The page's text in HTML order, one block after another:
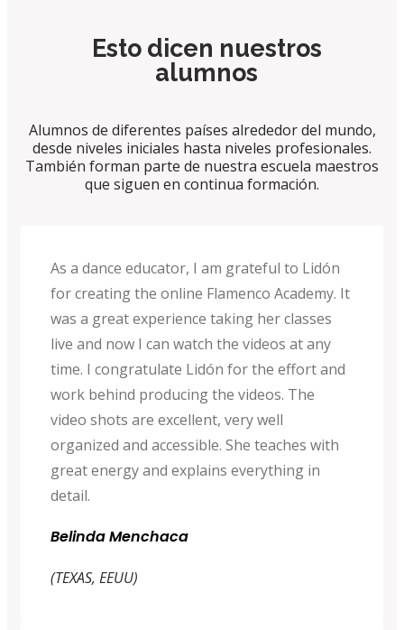
Esto dicen nuestros
alumnos
Alumnos de diferentes países alrededor del mundo,
desde niveles iniciales hasta niveles profesionales.
También forman parte de nuestra escuela maestros
que siguen en continua formación.
As a dance educator, I am grateful to Lidón
for creating the online Flamenco Academy. It
was a great experience taking her classes
live and now I can watch the videos at any
time. I congratulate Lidón for the effort and
work behind producing the videos. The
video shots are excellent, very well
organized and accessible. She teaches with
great energy and explains everything in
detail.
Belinda Menchaca
(TEXAS, EEUU)